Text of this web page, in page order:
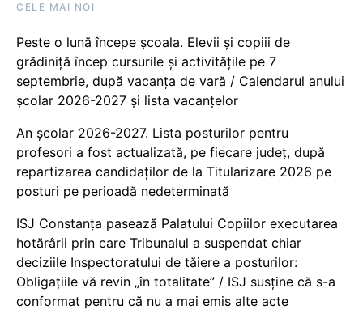
CELE MAI NOI
Peste o lună începe școala. Elevii și copiii de
grădiniță încep cursurile și activitățile pe 7
septembrie, după vacanța de vară / Calendarul anului
școlar 2026-2027 și lista vacanțelor
An școlar 2026-2027. Lista posturilor pentru
profesori a fost actualizată, pe fiecare județ, după
repartizarea candidaților de la Titularizare 2026 pe
posturi pe perioadă nedeterminată
ISJ Constanța pasează Palatului Copiilor executarea
hotărârii prin care Tribunalul a suspendat chiar
deciziile Inspectoratului de tăiere a posturilor:
Obligațiile vă revin „în totalitate” / ISJ susține că s-a
conformat pentru că nu a mai emis alte acte